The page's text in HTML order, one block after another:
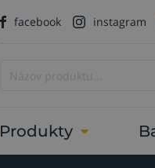
facebook instagram
Produkty